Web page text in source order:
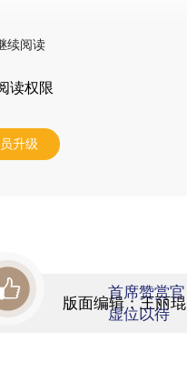
续阅读
读权限
升级
版面编辑：王丽琨
首席赞赏官
虚位以待